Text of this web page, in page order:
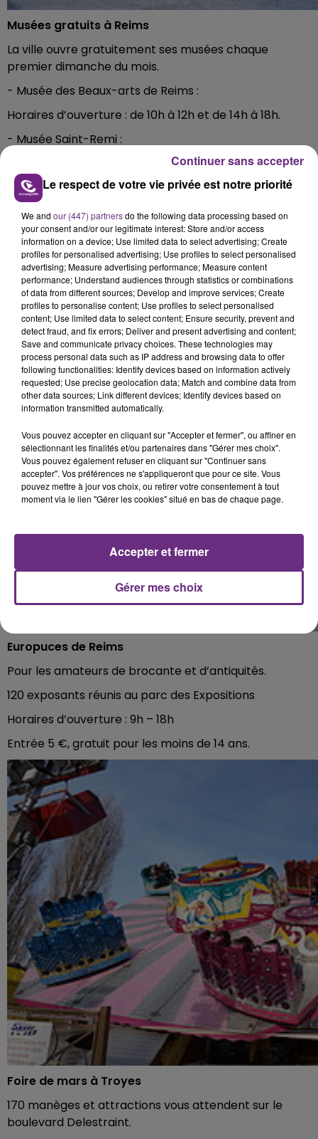
Musées gratuits à Reims
La ville ouvre gratuitement ses musées chaque
premier dimanche du mois.
- Musée des Beaux-arts de Reims :
Horaires d’ouverture : de 10h à 12h et de 14h à 18h.
- Musée Saint-Remi :
Horaires d’ouverture : de 10h à 12h et de 14h à 18h.
- Musée de la Reddition :
Horaires d’ouverture : de 10 h à 18 h.
- Musée du Fort de la Pompelle :
Horaires d’ouverture : 10 h à 18 h.
- La médiathèque Jean Falala :
Horaires d'ouverture : de 14h30 à 18h
Europuces de Reims
Pour les amateurs de brocante et d’antiquités.
120 exposants réunis au parc des Expositions
Horaires d’ouverture : 9h – 18h
Entrée 5 €, gratuit pour les moins de 14 ans.
Foire de mars à Troyes
170 manèges et attractions vous attendent sur le
boulevard Delestraint.
Le respect de votre vie privée est notre priorité
We and our (447) partnersdo the following data processing based on
your consent and/or our legitimate interest: Store and/or access
information on a device; Use limited data to select advertising; Create
profiles for personalised advertising; Use profiles to select personalised
advertising; Measure advertising performance; Measure content
performance; Understand audiences through statistics or combinations
of data from different sources; Develop and improve services; Create
profiles to personalise content; Use profiles to select personalised
content; Use limited data to select content; Ensure security, prevent and
detect fraud, and fix errors; Deliver and present advertising and content;
Save and communicate privacy choices. These technologies may
process personal data such as IP address and browsing data to offer
following functionalities: Identify devices based on information actively
requested; Use precise geolocation data; Match and combine data from
other data sources; Link different devices; Identify devices based on
information transmitted automatically.
Vous pouvez accepter en cliquant sur "Accepter et fermer", ou affiner en
sélectionnant les finalités et/ou partenaires dans "Gérer mes choix".
Vous pouvez également refuser en cliquant sur "Continuer sans
accepter". Vos préférences ne s'appliqueront que pour ce site. Vous
pouvez mettre à jour vos choix, ou retirer votre consentement à tout
moment via le lien "Gérer les cookies" situé en bas de chaque page.
Gérer mes choix
Accepter et fermer
Continuer sans accepter